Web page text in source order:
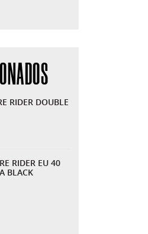
RIDER DOUBLE
RIDER EU 40
BLACK